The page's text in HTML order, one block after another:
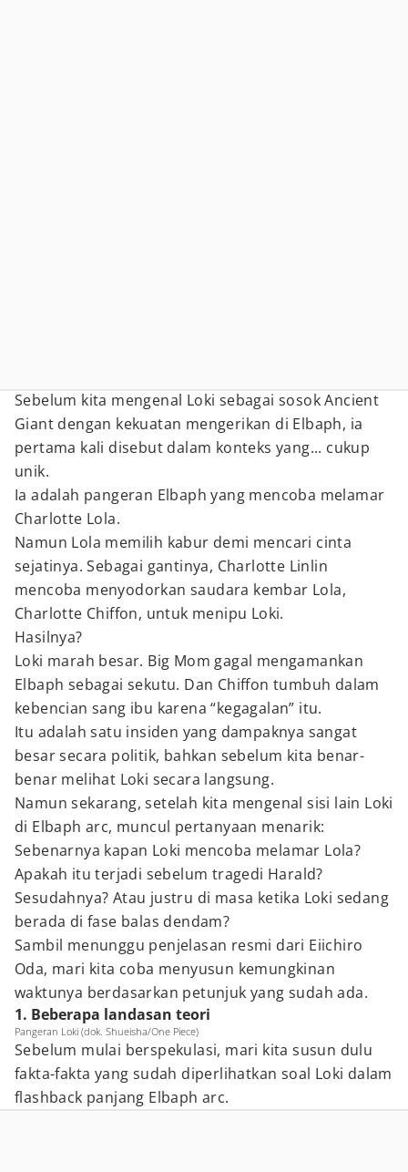
Sebelum kita mengenal Loki sebagai sosok Ancient
Giant dengan kekuatan mengerikan di Elbaph, ia
pertama kali disebut dalam konteks yang... cukup
unik.
Ia adalah pangeran Elbaph yang mencoba melamar
Charlotte Lola.
Namun Lola memilih kabur demi mencari cinta
sejatinya. Sebagai gantinya, Charlotte Linlin
mencoba menyodorkan saudara kembar Lola,
Charlotte Chiffon, untuk menipu Loki.
Hasilnya?
Loki marah besar. Big Mom gagal mengamankan
Elbaph sebagai sekutu. Dan Chiffon tumbuh dalam
kebencian sang ibu karena “kegagalan” itu.
Itu adalah satu insiden yang dampaknya sangat
besar secara politik, bahkan sebelum kita benar-
benar melihat Loki secara langsung.
Namun sekarang, setelah kita mengenal sisi lain Loki
di Elbaph arc, muncul pertanyaan menarik:
Sebenarnya kapan Loki mencoba melamar Lola?
Apakah itu terjadi sebelum tragedi Harald?
Sesudahnya? Atau justru di masa ketika Loki sedang
berada di fase balas dendam?
Sambil menunggu penjelasan resmi dari Eiichiro
Oda, mari kita coba menyusun kemungkinan
waktunya berdasarkan petunjuk yang sudah ada.
1. Beberapa landasan teori
Pangeran Loki (dok. Shueisha/One Piece)
Sebelum mulai berspekulasi, mari kita susun dulu
fakta-fakta yang sudah diperlihatkan soal Loki dalam
flashback panjang Elbaph arc.